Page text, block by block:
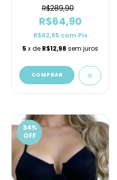
R$289,90
R$64,90
R$62,95 com Pix
5 x de R$12,98 sem juros
COMPRAR
34%
OFF